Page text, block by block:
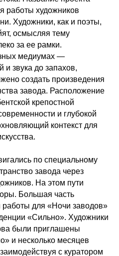
работы художников
Художники, как и поэты,
осмысляя тему
за ее рамки.
медиумах —
и звука до запахов,
создать произведения
завода. Расположение
крепостной
и глубокой
контекст для
по специальному
завода через
На этом пути
Большая часть
работы для «Ночи заводов»
«Сильно». Художники
были приглашены
и несколько месяцев
с куратором